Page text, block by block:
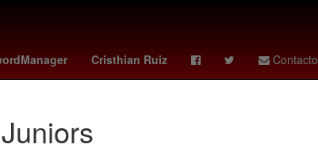
Cristhian Ruiz Contacto
Ridley Scott Jorge Messi